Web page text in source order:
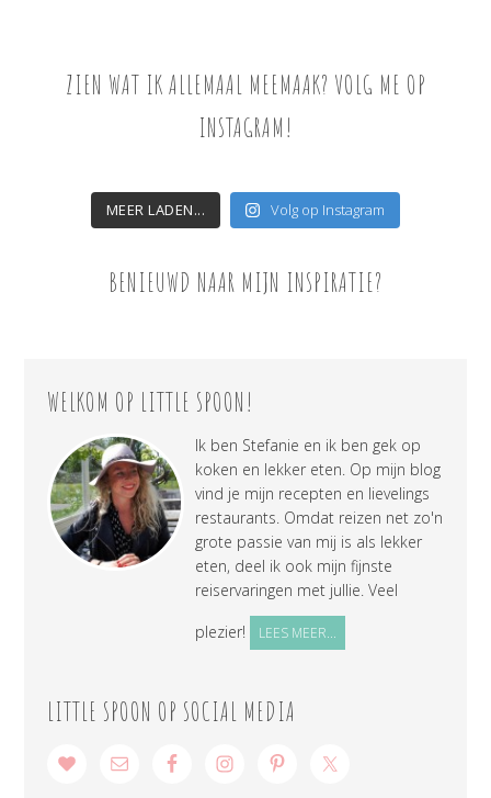
ZIEN WAT IK ALLEMAAL MEEMAAK? VOLG ME OP
INSTAGRAM!
MEER LADEN... Volg op Instagram
BENIEUWD NAAR MIJN INSPIRATIE?
WELKOM OP LITTLE SPOON!
Ik ben Stefanie en ik ben gek op
koken en lekker eten. Op mijn blog
vind je mijn recepten en lievelings
restaurants. Omdat reizen net zo'n
grote passie van mij is als lekker
eten, deel ik ook mijn fijnste
reiservaringen met jullie. Veel
plezier!
LEES MEER...
LITTLE SPOON OP SOCIAL MEDIA